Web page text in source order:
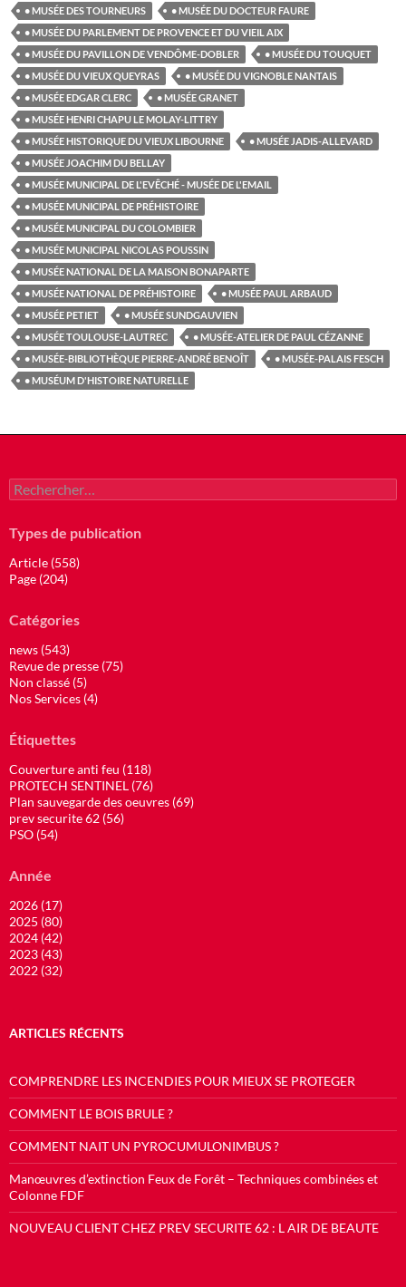
• MUSÉE DES TOURNEURS
• MUSÉE DU DOCTEUR FAURE
• MUSÉE DU PARLEMENT DE PROVENCE ET DU VIEIL AIX
• MUSÉE DU PAVILLON DE VENDÔME-DOBLER
• MUSÉE DU TOUQUET
• MUSÉE DU VIEUX QUEYRAS
• MUSÉE DU VIGNOBLE NANTAIS
• MUSÉE EDGAR CLERC
• MUSÉE GRANET
• MUSÉE HENRI CHAPU LE MOLAY-LITTRY
• MUSÉE HISTORIQUE DU VIEUX LIBOURNE
• MUSÉE JADIS-ALLEVARD
• MUSÉE JOACHIM DU BELLAY
• MUSÉE MUNICIPAL DE L'EVÊCHÉ - MUSÉE DE L'EMAIL
• MUSÉE MUNICIPAL DE PRÉHISTOIRE
• MUSÉE MUNICIPAL DU COLOMBIER
• MUSÉE MUNICIPAL NICOLAS POUSSIN
• MUSÉE NATIONAL DE LA MAISON BONAPARTE
• MUSÉE NATIONAL DE PRÉHISTOIRE
• MUSÉE PAUL ARBAUD
• MUSÉE PETIET
• MUSÉE SUNDGAUVIEN
• MUSÉE TOULOUSE-LAUTREC
• MUSÉE-ATELIER DE PAUL CÉZANNE
• MUSÉE-BIBLIOTHÈQUE PIERRE-ANDRÉ BENOÎT
• MUSÉE-PALAIS FESCH
• MUSÉUM D'HISTOIRE NATURELLE
Rechercher :
Types de publication
Article (558)
Page (204)
Catégories
news (543)
Revue de presse (75)
Non classé (5)
Nos Services (4)
Étiquettes
Couverture anti feu (118)
PROTECH SENTINEL (76)
Plan sauvegarde des oeuvres (69)
prev securite 62 (56)
PSO (54)
Année
2026 (17)
2025 (80)
2024 (42)
2023 (43)
2022 (32)
ARTICLES RÉCENTS
COMPRENDRE LES INCENDIES POUR MIEUX SE PROTEGER
COMMENT LE BOIS BRULE ?
COMMENT NAIT UN PYROCUMULONIMBUS ?
Manœuvres d’extinction Feux de Forêt – Techniques combinées et
Colonne FDF
NOUVEAU CLIENT CHEZ PREV SECURITE 62 : L AIR DE BEAUTE